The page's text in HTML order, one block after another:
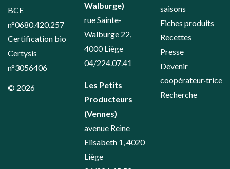
BCE
n°0680.420.257
Certification bio
Certysis
n°3056406
© 2026
Walburge)
rue Sainte-
Walburge 22,
4000 Liège
04/224.07.41
Les Petits
Producteurs
(Vennes)
avenue Reine
Elisabeth 1, 4020
Liège
saisons
Fiches produits
Recettes
Presse
Devenir
coopérateur·trice
Recherche